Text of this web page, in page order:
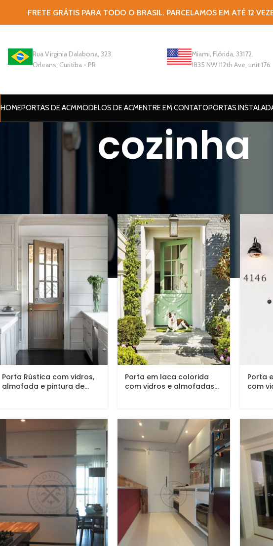
FRETE GRÁTIS PARA TODO O BRASIL. PARCELAMOS EM ATÉ 12
Rua Virginia Dalabona, 323.
Orleans, Curitiba - PR
Miami, Flórida, 33172.
1835 NW 112th Ave, unit 176
HOMEPORTAS DE ACMMODELOS DE ACMENTRE EM CONTATOPORTAS
cozinha
Porta Rústica com vidros,
almofada e pintura de...
Porta em laca colorida
com vidros e almofadas...
Porta
com